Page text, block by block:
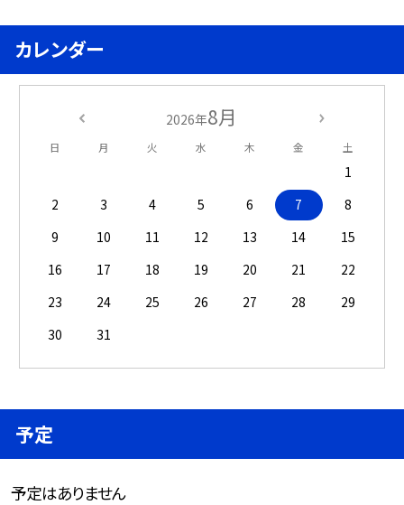
カレンダー
2026年8月
日 月 火 水 木 金 土
1
2
3 4 5 6 7
8
9
10 11 12 13 14
15
16
17 18 19 20 21
22
23
24 25 26 27 28
29
30
31
予定
予定はありません